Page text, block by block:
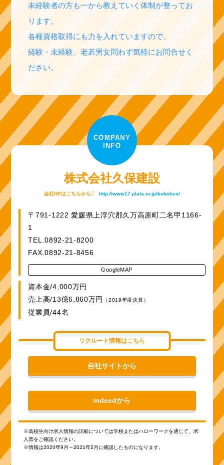
未経験者の方も一から教えていく体制が整ってお
ります。
各種資格取得にも力を入れていますので、
経験・未経験、老若男女問わず気軽にお問合せく
ださい。
COMPANY
INFO
株式会社久保建設
会社HPはこちらから http://www17.plala.or.jp/kuboken/
〒791-1222 愛媛県上浮穴郡久万高原町二名甲1166-
1
TEL.0892-21-8200
FAX.0892-21-8456
GoogleMAP
資本金/4,000万円
売上高/13億6,860万円
（2019年度決算）
従業員/44名
リクルート情報はこちら
自社サイトから
indeedから
※高校生向け求人情報の詳細については学校またはハローワークを通じて、求
人票をご確認ください。
※情報は2020年9月～2021年2月に確認したものになります。